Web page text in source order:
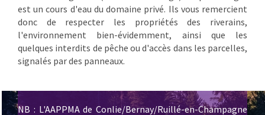
est un cours d'eau du domaine privé. Ils vous remercient
donc de respecter les propriétés des riverains,
l'environnement bien-évidemment, ainsi que les
quelques interdits de pêche ou d'accès dans les parcelles,
signalés par des panneaux.
NB : L'AAPPMA de Conlie/Bernay/Ruillé-en-Champagne